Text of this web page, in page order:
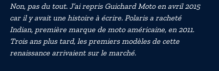
Non, pas du tout. J’ai repris Guichard Moto en avril 2015
car il y avait une histoire à écrire. Polaris a racheté
Indian, première marque de moto américaine, en 2011.
Trois ans plus tard, les premiers modèles de cette
renaissance arrivaient sur le marché.